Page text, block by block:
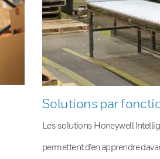
Solutions par
Les solutions Honeywell
permettent d’en apprendre